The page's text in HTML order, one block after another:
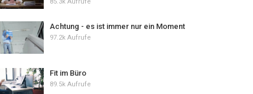
85.3k Aufrufe
Achtung - es ist immer nur ein Moment
97.2k Aufrufe
Fit im Büro
89.5k Aufrufe